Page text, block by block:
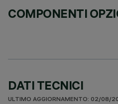
COMPONENTI
DATI TECNICI
ULTIMO AGGIORNAMENTO: 02/08/